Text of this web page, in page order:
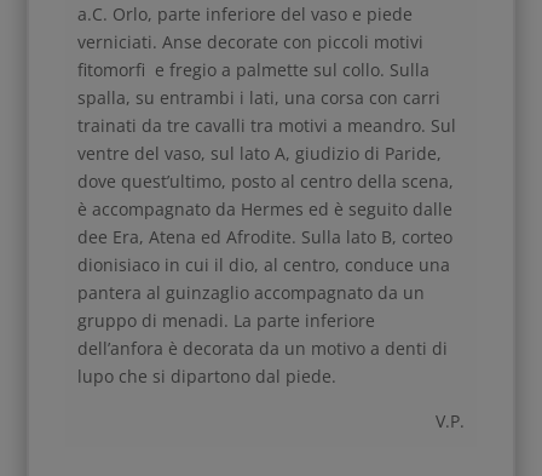
a.C. Orlo, parte inferiore del vaso e piede
verniciati. Anse decorate con piccoli motivi
fitomorfi efregio a palmette sul collo. Sulla
spalla, su entrambi i lati, una corsa con carri
trainati da tre cavalli tra motivi a meandro. Sul
ventre del vaso, sul lato A, giudizio di Paride,
dove quest’ultimo, posto al centro della scena,
èaccompagnato da Hermes ed è seguito dalle
dee Era, Atena ed Afrodite. Sulla lato B, corteo
dionisiaco in cui il dio, al centro, conduce una
pantera al guinzaglio accompagnato da un
gruppo di menadi. La parte inferiore
dell’anfora è decorata da un motivo a denti di
lupo che si dipartono dal piede.
V.P.